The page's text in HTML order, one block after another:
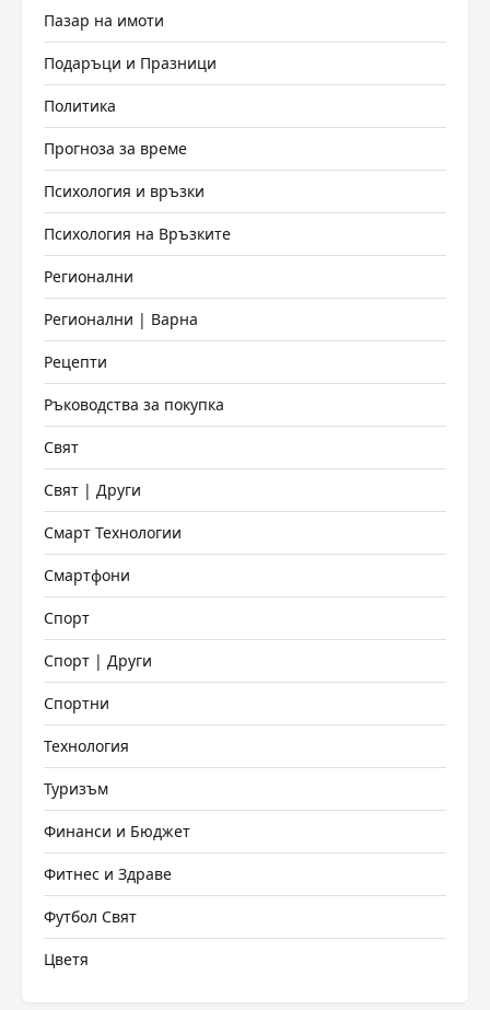
Пазар на имоти
Подаръци и Празници
Политика
Прогноза за време
Психология и връзки
Психология на Връзките
Регионални
Регионални | Варна
Рецепти
Ръководства за покупка
Свят
Свят | Други
Смарт Технологии
Смартфони
Спорт
Спорт | Други
Спортни
Технология
Туризъм
Финанси и Бюджет
Фитнес и Здраве
Футбол Свят
Цветя